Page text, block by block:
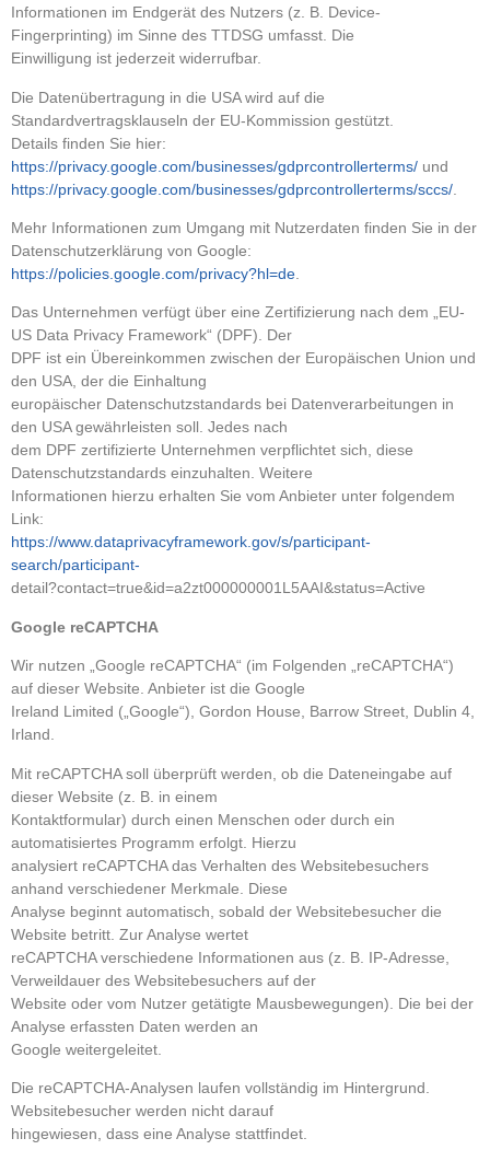
Informationen im Endgerät des Nutzers (z. B. Device-
Fingerprinting) im Sinne des TTDSG umfasst. Die
Einwilligung ist jederzeit widerrufbar.
Die Datenübertragung in die USA wird auf die
Standardvertragsklauseln der EU-Kommission gestützt.
Details finden Sie hier:
https://privacy.google.com/businesses/gdprcontrollerterms/ und
https://privacy.google.com/businesses/gdprcontrollerterms/sccs/
Mehr Informationen zum Umgang mit Nutzerdaten finden Sie in der
Datenschutzerklärung von Google:
https://policies.google.com/privacy?hl=de
Das Unternehmen verfügt über eine Zertifizierung nach dem „EU-
US Data Privacy Framework“ (DPF). Der
DPF ist ein Übereinkommen zwischen der Europäischen Union und
den USA, der die Einhaltung
europäischer Datenschutzstandards bei Datenverarbeitungen in
den USA gewährleisten soll. Jedes nach
dem DPF zertifizierte Unternehmen verpflichtet sich, diese
Datenschutzstandards einzuhalten. Weitere
Informationen hierzu erhalten Sie vom Anbieter unter folgendem
Link:
https://www.dataprivacyframework.gov/s/participant-
search/participant-
detail?contact=true&id=a2zt000000001L5AAI&status=Active
Google reCAPTCHA
Wir nutzen „Google reCAPTCHA“ (im Folgenden „reCAPTCHA“)
auf dieser Website. Anbieter ist die Google
Ireland Limited („Google“), Gordon House, Barrow Street, Dublin 4,
Irland.
Mit reCAPTCHA soll überprüft werden, ob die Dateneingabe auf
dieser Website (z. B. in einem
Kontaktformular) durch einen Menschen oder durch ein
automatisiertes Programm erfolgt. Hierzu
analysiert reCAPTCHA das Verhalten des Websitebesuchers
anhand verschiedener Merkmale. Diese
Analyse beginnt automatisch, sobald der Websitebesucher die
Website betritt. Zur Analyse wertet
reCAPTCHA verschiedene Informationen aus (z. B. IP-Adresse,
Verweildauer des Websitebesuchers auf der
Website oder vom Nutzer getätigte Mausbewegungen). Die bei der
Analyse erfassten Daten werden an
Google weitergeleitet.
Die reCAPTCHA-Analysen laufen vollständig im Hintergrund.
Websitebesucher werden nicht darauf
hingewiesen, dass eine Analyse stattfindet.